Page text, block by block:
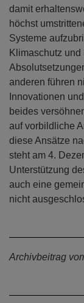
damit
höchst
Systeme
Klimaschutz
anderen führen
Innovationen
beides
auf vorbildliche
diese Ansätze
steht am 4.
Unterstützung
auch eine
nicht
Archivbeitrag